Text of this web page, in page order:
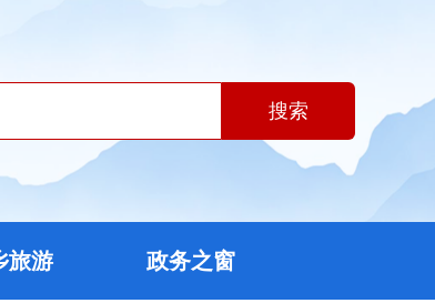
搜索
旅游 政务之窗